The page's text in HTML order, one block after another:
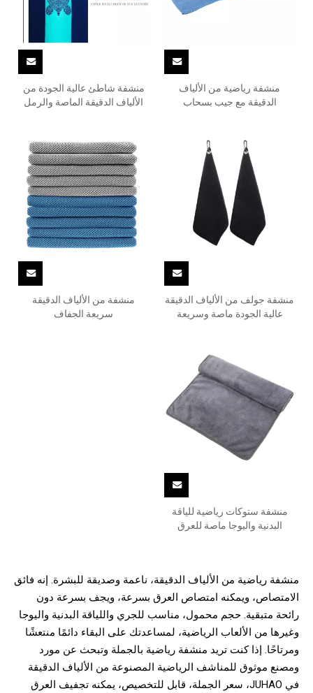
منشفة رياضية من الألياف
الدقيقة مع جيب بسحاب
منشفة شاطئ عالية الجودة من
الألياف الدقيقة الماصة والرمل
منشفة جولف من الألياف الدقيقة
عالية الجودة ماصة وسريعة
منشفة من الألياف الدقيقة
سريعة الجفاف
منشفة ستوكات رياضية للياقة
البدنية واليوجا ماصة للعرق
منشفة رياضية من الألياف الدقيقة، ناعمة وصديقة للبشرة. إنه فائق
الامتصاص، ويمكنه امتصاص العرق بسرعة، ويجف بسرعة دون
رائحة متبقية. حجم محمول، مناسب للجري واللياقة البدنية واليوجا
وغيرها من الألعاب الرياضية، لمساعدتك على البقاء دائمًا منتعشًا
ومرتاحًا. إذا كنت تريد منشفة رياضية بالجملة وتبحث عن مورد
ومصنع موثوق للمناشف الرياضية المصنوعة من الألياف الدقيقة
في JUHAO، سعر الجملة، قابل للتخصيص، يمكنه تجفيف العرق